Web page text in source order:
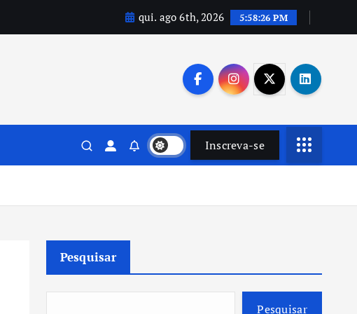
qui. ago 6th, 2026 5:58:27 PM
Inscreva-se
Pesquisar
Pesquisar